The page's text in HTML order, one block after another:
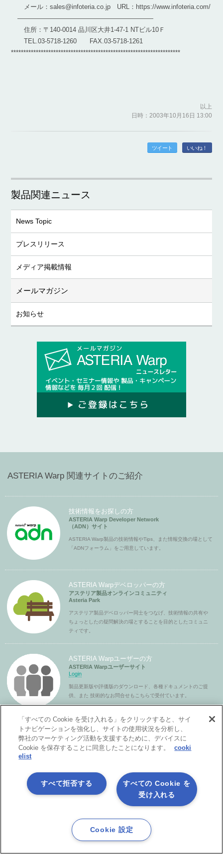
メール：sales@infoteria.co.jp URL：https://www.infoteria.com/
—————————————————————
住所：〒140-0014 品川区大井1-47-1 NTビル10Ｆ
TEL.03-5718-1260 FAX.03-5718-1261
********************************************************************
以上
日時：2003年10月16日 13:00
ツイート いいね！
製品関連ニュース
News Topic
プレスリリース
メディア掲載情報
メールマガジン
お知らせ
ASTERIA Warp 関連サイトのご紹介
技術情報をお探しの方
ASTERIA Warp Developer Network
（ADN）サイト
ASTERIA Warp製品の技術情報やTips、また情報交換の場として
「ADNフォーラム」をご用意しています。
ASTERIA Warpデベロッパーの方
アステリア製品オンラインコミュニティ
Asteria Park
アステリア製品デベロッパー同士をつなげ、技術情報の共有や
ちょっとしたの疑問解決の場とすることを目的としたコミュニ
ティです。
ASTERIA Warpユーザーの方
ASTERIA Warpユーザーサイト
Login
製品更新版や評価版のダウンロード、各種ドキュメントのご提
供、また 技術的なお問合せもこちらで受付ています。
ASTERIA Warpパートナーの方
ASTERIA Warpパートナーサイト
Login
「すべての Cookie を受け入れる」をクリックすると、サイ
トナビゲーションを強化し、サイトの使用状況を分析し、
弊社のマーケティング活動を支援するために、デバイスに
Cookie を保存することに同意したことになります。
cooki
elist
すべての Cookie を
受け入れる
すべて拒否する
Cookie 設定